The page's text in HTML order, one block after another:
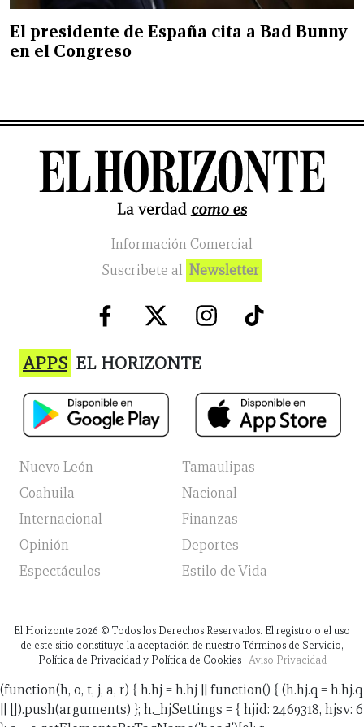
El presidente de España cita a Bad Bunny
en el Congreso
Información Comercial
Suscribete al Newsletter
APPS EL HORIZONTE
Nuevo León
Tamaulipas
Coahuila
Nacional
Internacional
Finanzas
Opinión
Deportes
Espectáculos
Estilo de Vida
El Horizonte 2026 © Todos los Derechos Reservados. El registro o el uso
de este sitio constituye la aceptación de nuestro Términos de Servicio,
Política de Privacidad y Política de Cookies | Aviso Privacidad
(function(h, o, t, j, a, r) { h.hj = h.hj || function() { (h.hj.q = h.hj.q
|| []).push(arguments) }; h._hjSettings = { hjid: 2469318, hjsv: 6